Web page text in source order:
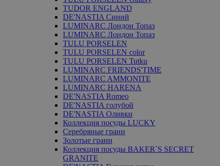
TUDOR ENGLAND
DE'NASTIA Синий
LUMINARC Лондон Топаз
LUMINARC Лондон Топаз
TULU PORSELEN
TULU PORSELEN color
TULU PORSELEN Tutku
LUMINARC FRIENDS'TIME
LUMINARC AMMONITE
LUMINARC HARENA
DE'NASTIA Romeo
DE'NASTIA голубой
DE'NASTIA Оливки
Коллекция посуды LUCKY
Серебряные грани
Золотые грани
Коллекция посуды BAKER`S SECRET
GRANITE